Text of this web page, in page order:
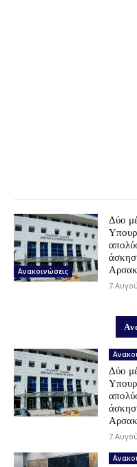
Ανακοινώσεις
Δύο
7
Δύο
7